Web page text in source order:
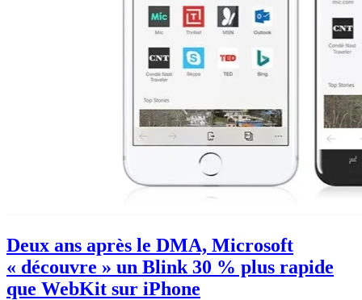
Deux ans après le DMA, Microsoft
« découvre » un Blink 30 % plus rapide
que WebKit sur iPhone